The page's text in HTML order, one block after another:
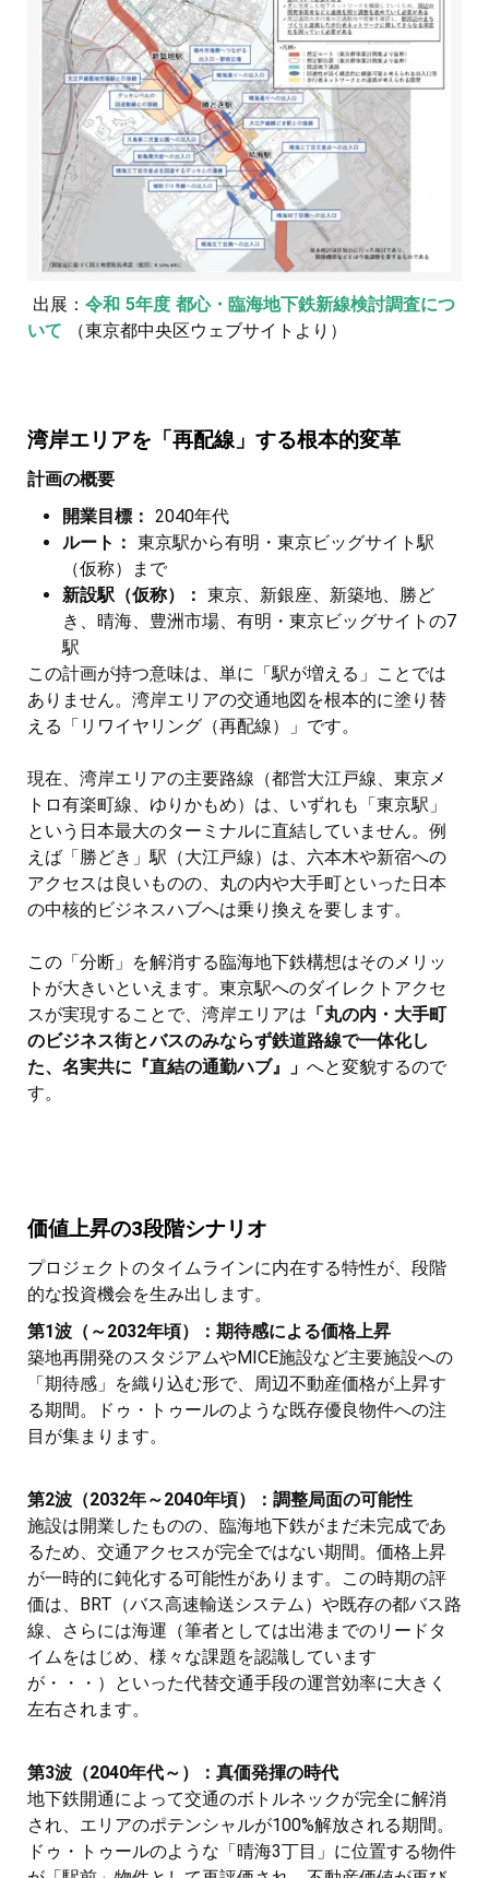
出展： 令和 5年度 都心・臨海地下鉄新線検討調査につ
いて
（東京都中央区ウェブサイトより）
湾岸エリアを「再配線」する根本的変革
計画の概要
開業目標： 2040年代
ルート： 東京駅から有明・東京ビッグサイト駅
（仮称）まで
新設駅（仮称）： 東京、新銀座、新築地、勝ど
き、晴海、豊洲市場、有明・東京ビッグサイトの7
駅
この計画が持つ意味は、単に「駅が増える」ことでは
ありません。湾岸エリアの交通地図を根本的に塗り替
える「リワイヤリング（再配線）」です。
現在、湾岸エリアの主要路線（都営大江戸線、東京メ
トロ有楽町線、ゆりかもめ）は、いずれも「東京駅」
という日本最大のターミナルに直結していません。例
えば「勝どき」駅（大江戸線）は、六本木や新宿への
アクセスは良いものの、丸の内や大手町といった日本
の中核的ビジネスハブへは乗り換えを要します。
この「分断」を解消する臨海地下鉄構想はそのメリッ
トが大きいといえます。東京駅へのダイレクトアクセ
スが実現することで、湾岸エリアは 「丸の内・大手町
のビジネス街とバスのみならず鉄道路線で一体化し
た、名実共に『直結の通勤ハブ』」 へと変貌するので
す。
価値上昇の3段階シナリオ
プロジェクトのタイムラインに内在する特性が、段階
的な投資機会を生み出します。
第1波（～2032年頃）：期待感による価格上昇
築地再開発のスタジアムやMICE施設など主要施設への
「期待感」を織り込む形で、周辺不動産価格が上昇す
る期間。ドゥ・トゥールのような既存優良物件への注
目が集まります。
第2波（2032年～2040年頃）：調整局面の可能性
施設は開業したものの、臨海地下鉄がまだ未完成であ
るため、交通アクセスが完全ではない期間。価格上昇
が一時的に鈍化する可能性があります。この時期の評
価は、BRT（バス高速輸送システム）や既存の都バス路
線、さらには海運（筆者としては出港までのリードタ
イムをはじめ、様々な課題を認識しています
が・・・）といった代替交通手段の運営効率に大きく
左右されます。
第3波（2040年代～）：真価発揮の時代
地下鉄開通によって交通のボトルネックが完全に解消
され、エリアのポテンシャルが100%解放される期間。
ドゥ・トゥールのような「晴海3丁目」に位置する物件